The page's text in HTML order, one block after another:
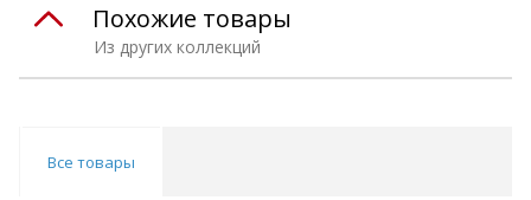
Из других коллекций
Похожие товары
Все товары